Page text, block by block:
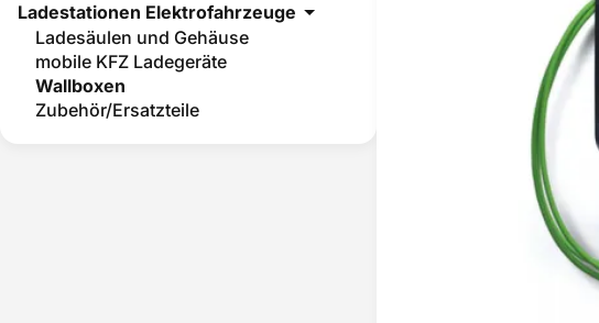
Ladestationen Elektrofahrzeuge
Ladesäulen und Gehäuse
mobile KFZ Ladegeräte
Wallboxen
Zubehör/Ersatzteile